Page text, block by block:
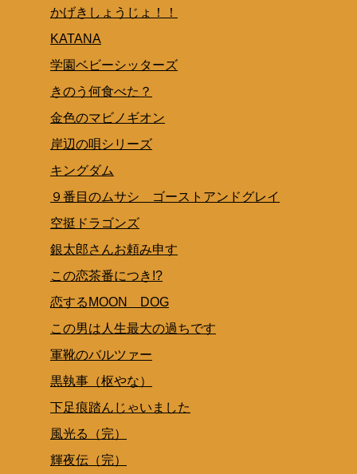
かげきしょうじょ！！
KATANA
学園ベビーシッターズ
きのう何食べた？
金色のマビノギオン
岸辺の唄シリーズ
キングダム
９番目のムサシ ゴーストアンドグレイ
空挺ドラゴンズ
銀太郎さんお頼み申す
この恋茶番につき!?
恋するMOON DOG
この男は人生最大の過ちです
軍靴のバルツァー
黒執事（枢やな）
下足痕踏んじゃいました
風光る（完）
輝夜伝（完）